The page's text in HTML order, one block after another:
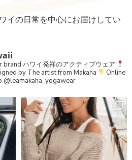
イの日常を中心にお届けしてい
brand ハワイ発祥のアクティブウェア
by The artist from Makaha
Online
@leamakaha_yogawear